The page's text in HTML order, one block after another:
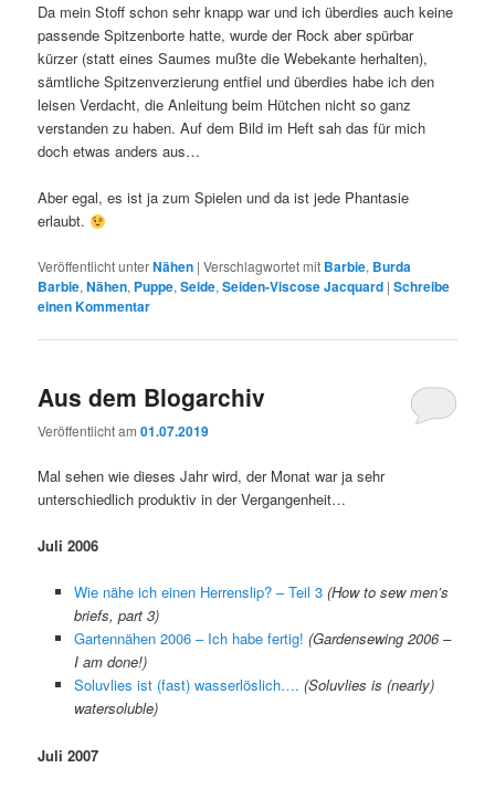
Da mein Stoff schon sehr knapp war und ich überdies auch keine
passende Spitzenborte hatte, wurde der Rock aber spürbar
kürzer (statt eines Saumes mußte die Webekante herhalten),
sämtliche Spitzenverzierung entfiel und überdies habe ich den
leisen Verdacht, die Anleitung beim Hütchen nicht so ganz
verstanden zu haben. Auf dem Bild im Heft sah das für mich
doch etwas anders aus…
Aber egal, es ist ja zum Spielen und da ist jede Phantasie
erlaubt.
Veröffentlicht unterNähen |Verschlagwortet mit Barbie, Burda
Barbie,Nähen, Puppe,Seide,Seiden-Viscose Jacquard |Schreibe
einen Kommentar
Aus dem Blogarchiv
Veröffentlicht am01.07.2019
Mal sehen wie dieses Jahr wird, der Monat war ja sehr
unterschiedlich produktiv in der Vergangenheit…
Juli 2006
Wie nähe ich einen Herrenslip? – Teil 3 (How to sew men’s
briefs, part 3)
Gartennähen 2006 – Ich habe fertig! (Gardensewing 2006 –
I am done!)
Soluvlies ist (fast) wasserlöslich…. (Soluvlies is (nearly)
watersoluble)
Juli 2007